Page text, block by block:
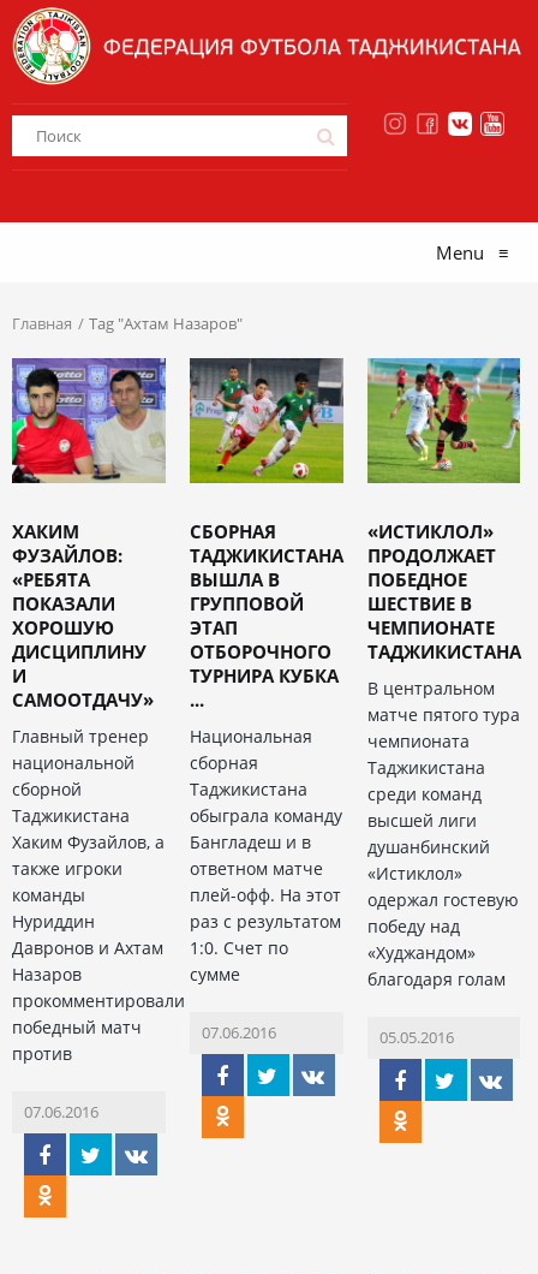
Menu ≡
Главная Tag "Ахтам Назаров"
ХАКИМ
ФУЗАЙЛОВ:
«РЕБЯТА
ПОКАЗАЛИ
ХОРОШУЮ
ДИСЦИПЛИНУ
И
САМООТДАЧУ»
Главный тренер
национальной
сборной
Таджикистана
Хаким Фузайлов, а
также игроки
команды
Нуриддин
Давронов и Ахтам
Назаров
прокомментировали
победный матч
против
07.06.2016
СБОРНАЯ
ТАДЖИКИСТАНА
ВЫШЛА В
ГРУППОВОЙ
ЭТАП
ОТБОРОЧНОГО
ТУРНИРА КУБКА
...
Национальная
сборная
Таджикистана
обыграла команду
Бангладеш и в
ответном матче
плей-офф. На этот
раз с результатом
1:0. Счет по
сумме
07.06.2016
«ИСТИКЛОЛ»
ПРОДОЛЖАЕТ
ПОБЕДНОЕ
ШЕСТВИЕ В
ЧЕМПИОНАТЕ
ТАДЖИКИСТАНА
В центральном
матче пятого тура
чемпионата
Таджикистана
среди команд
высшей лиги
душанбинский
«Истиклол»
одержал гостевую
победу над
«Худжандом»
благодаря голам
05.05.2016